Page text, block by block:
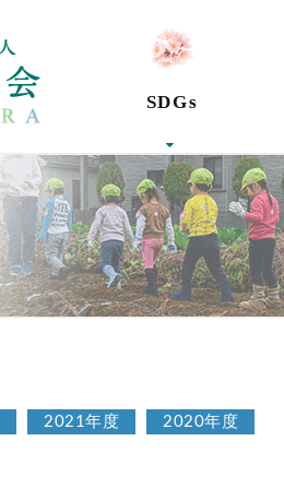
社会福祉法人砂原母の会
SDGs
2021年度 2020年度